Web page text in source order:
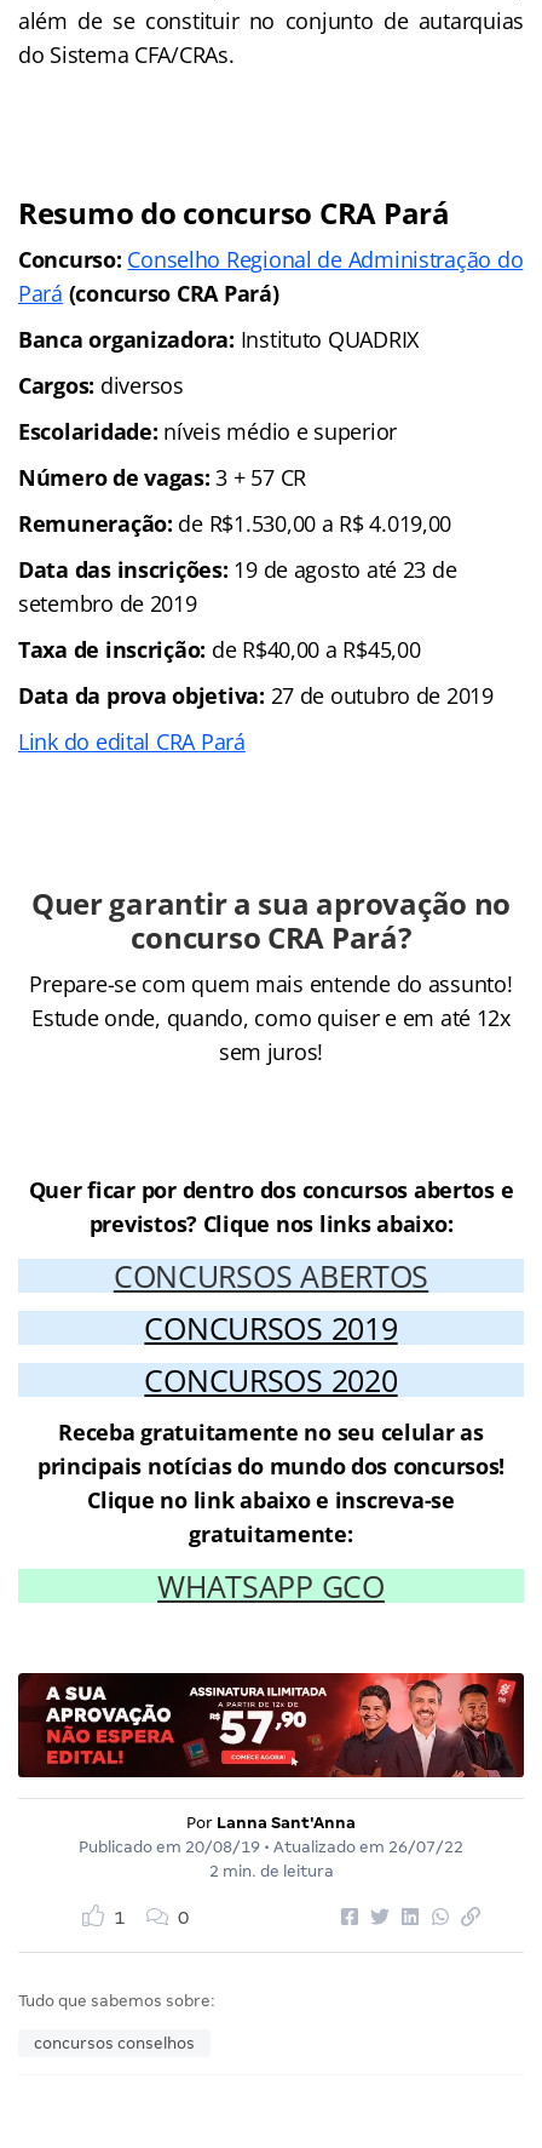
além de se constituir no conjunto de autarquias
do Sistema CFA/CRAs.
Resumo do concurso CRA Pará
Concurso: Conselho Regional de Administração do
Pará (concurso CRA Pará)
Banca organizadora: Instituto QUADRIX
Cargos: diversos
Escolaridade: níveis médio e superior
Número de vagas:3 + 57 CR
Remuneração: de R$1.530,00 a R$ 4.019,00
Data das inscrições: 19 de agosto até 23 de
setembro de 2019
Taxa de inscrição: de R$40,00 a R$45,00
Data da prova objetiva: 27 de outubro de 2019
Link do edital CRA Pará
Quer garantir a sua aprovação no
concurso CRA Pará?
Prepare-se com quem mais entende do assunto!
Estude onde, quando, como quiser e em até 12x
sem juros!
Quer ficar por dentro dos concursos abertos e
previstos? Clique nos links abaixo:
CONCURSOS ABERTOS
CONCURSOS 2019
CONCURSOS 2020
Receba gratuitamente no seu celular as
principais notícias do mundo dos concursos!
Clique no link abaixo e inscreva-se
gratuitamente:
WHATSAPP GCO
Por Lanna Sant'Anna
Publicado em 20/08/19 • Atualizado em 26/07/22
2 min. de leitura
1 0
Tudo que sabemos sobre:
concursos conselhos